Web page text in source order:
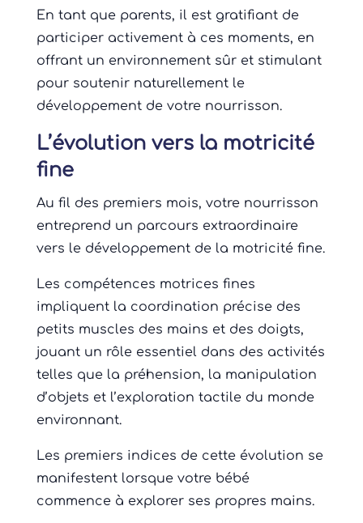
En tant que parents, il est gratifiant de
participer activement à ces moments, en
offrant un environnement sûr et stimulant
pour soutenir naturellement le
développement de votre nourrisson.
L’évolution vers la motricité
fine
Au fil des premiers mois, votre nourrisson
entreprend un parcours extraordinaire
vers le développement de la motricité fine.
Les compétences motrices fines
impliquent la coordination précise des
petits muscles des mains et des doigts,
jouant un rôle essentiel dans des activités
telles que la préhension, la manipulation
d’objets et l’exploration tactile du monde
environnant.
Les premiers indices de cette évolution se
manifestent lorsque votre bébé
commence à explorer ses propres mains.